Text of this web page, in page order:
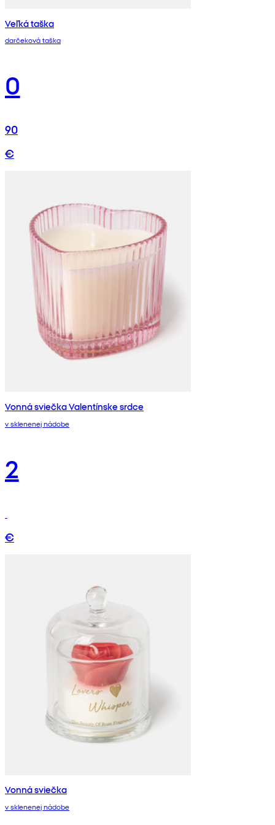
Veľká taška
darčeková taška
0
90
€
Vonná sviečka Valentínske srdce
v sklenenej nádobe
2
€
Vonná sviečka
v sklenenej nádobe